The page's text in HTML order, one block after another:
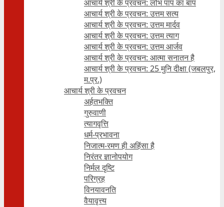
आचार्य श्री के प्रवचन: लोभ पाप का बाप
आचार्य श्री के प्रवचन: उत्तम सत्य
आचार्य श्री के प्रवचन: उत्तम मार्दव
आचार्य श्री के प्रवचन: उत्तम त्याग
आचार्य श्री के प्रवचन: उत्तम आर्जव
आचार्य श्री के प्रवचन: आत्मा सनातन है
आचार्य श्री के प्रवचन: 25 मुनि दीक्षा (जबलपुर,
म.प्र.)
आचार्य श्री के प्रवचन
अर्हतभक्ति
गुरुवाणी
त्यागवृत्ति
धर्म-प्रभावना
निजात्म-रमण ही अहिंसा है
निरंतर ज्ञानोपयोग
निर्मल दृष्टि
परिग्रह
विनयावनति
वैयावृत्त्य